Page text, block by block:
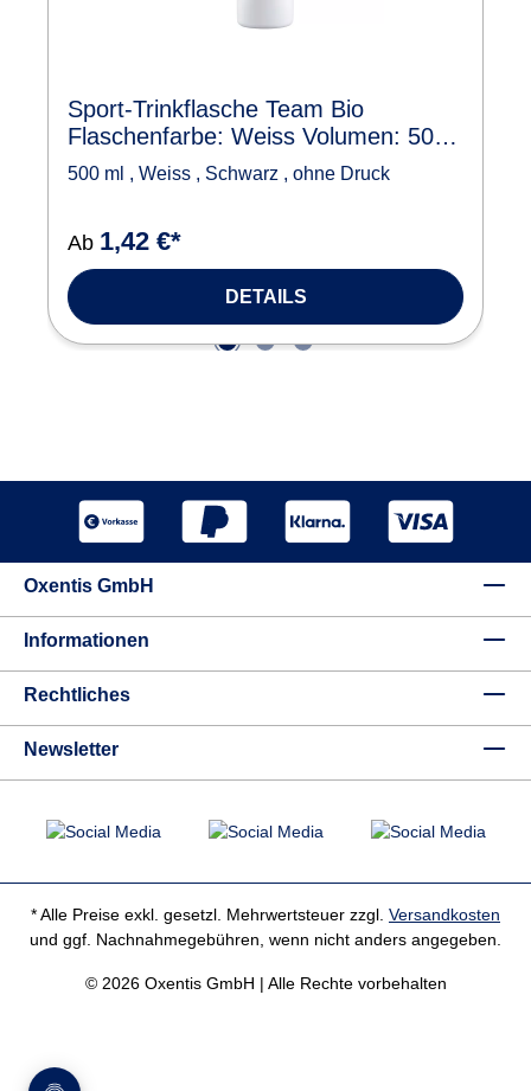
Sport-Trinkflasche Team Bio
Flaschenfarbe: Weiss Volumen: 500
ml Verschlussfarbe: Schwarz Druck:
ohne Druck
500 ml , Weiss , Schwarz , ohne Druck
Ab 1,42 €*
DETAILS
Oxentis GmbH
Informationen
Rechtliches
Newsletter
* Alle Preise exkl. gesetzl. Mehrwertsteuer zzgl. Versandkosten
und ggf. Nachnahmegebühren, wenn nicht anders angegeben.
© 2026 Oxentis GmbH | Alle Rechte vorbehalten